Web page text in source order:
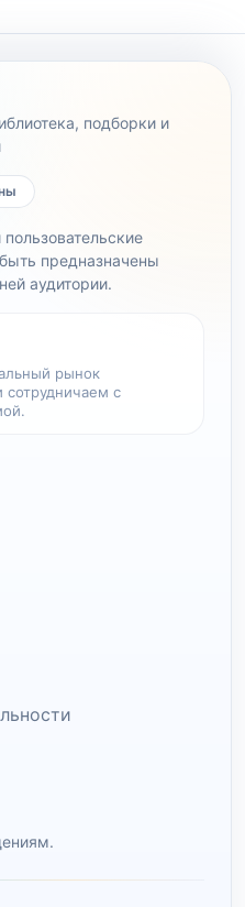
подборки и
предназначены
аудитории.
рынок
сотрудничаем с